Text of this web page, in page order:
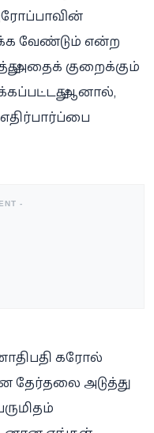
ஐரோப்பாவின்
வேண்டும் என்ற
அதைக் குறைக்கும்
ஆனால்,
-
கரோல்
அடுத்து –